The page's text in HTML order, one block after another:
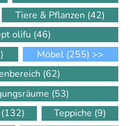
Tiere & Pflanzen (42)
olifu (46)
Möbel (255) >>
(62)
(53)
(132) Teppiche (9)